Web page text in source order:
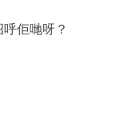
佢哋呀？